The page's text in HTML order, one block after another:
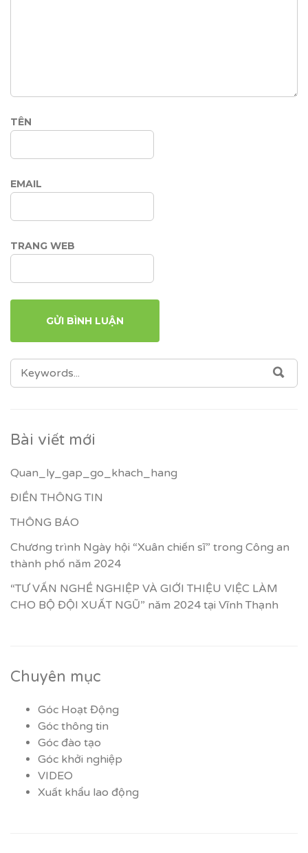
TÊN
EMAIL
TRANG WEB
SEARCH
FOR:
Bài viết mới
Quan_ly_gap_go_khach_hang
ĐIỀN THÔNG TIN
THÔNG BÁO
Chương trình Ngày hội “Xuân chiến sĩ” trong Công an
thành phố năm 2024
“TƯ VẤN NGHỀ NGHIỆP VÀ GIỚI THIỆU VIỆC LÀM
CHO BỘ ĐỘI XUẤT NGŨ” năm 2024 tại Vĩnh Thạnh
Chuyên mục
Góc Hoạt Động
Góc thông tin
Góc đào tạo
Góc khởi nghiệp
VIDEO
Xuất khẩu lao động